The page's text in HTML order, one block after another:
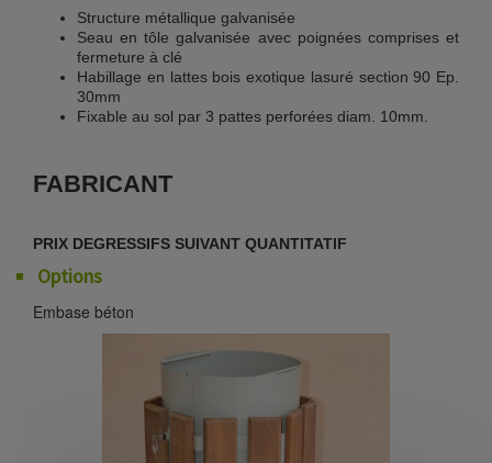
Structure métallique galvanisée
Seau en tôle galvanisée avec poignées comprises et
fermeture à clé
Habillage en lattes bois exotique lasuré section 90 Ep.
30mm
Fixable au sol par 3 pattes perforées diam. 10mm.
FABRICANT
PRIX DEGRESSIFS SUIVANT QUANTITATIF
Options
Embase béton